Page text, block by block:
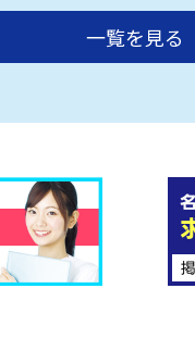
一覧を見る